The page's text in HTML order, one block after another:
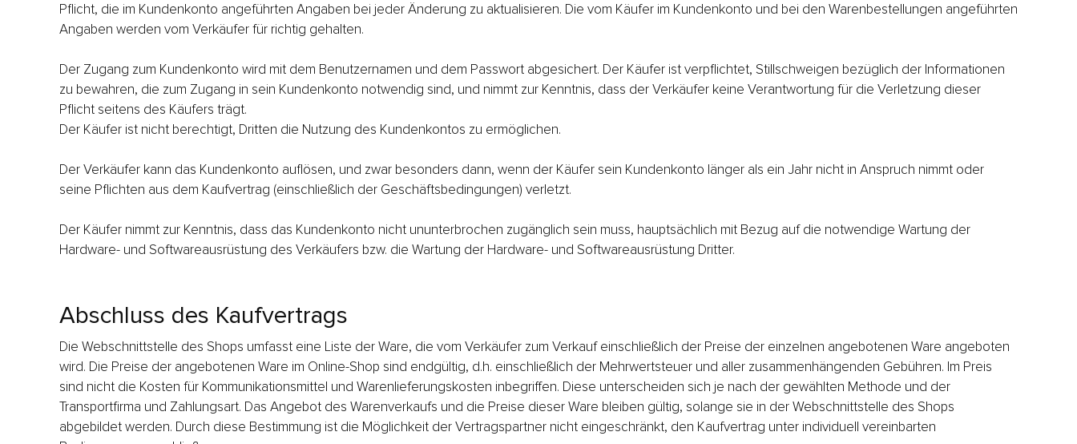
Pflicht, die im Kundenkonto angeführten Angaben bei jeder Änderung zu aktualisieren. Die vom Käufer im Kundenkonto und bei den Warenbestellungen angeführten
Angaben werden vom Verkäufer für richtig gehalten.
Der Zugang zum Kundenkonto wird mit dem Benutzernamen und dem Passwort abgesichert. Der Käufer ist verpflichtet, Stillschweigen bezüglich der Informationen
zu bewahren, die zum Zugang in sein Kundenkonto notwendig sind, und nimmt zur Kenntnis, dass der Verkäufer keine Verantwortung für die Verletzung dieser
Pflicht seitens des Käufers trägt.
Der Käufer ist nicht berechtigt, Dritten die Nutzung des Kundenkontos zu ermöglichen.
Der Verkäufer kann das Kundenkonto auflösen, und zwar besonders dann, wenn der Käufer sein Kundenkonto länger als ein Jahr nicht in Anspruch nimmt oder
seine Pflichten aus dem Kaufvertrag (einschließlich der Geschäftsbedingungen) verletzt.
Der Käufer nimmt zur Kenntnis, dass das Kundenkonto nicht ununterbrochen zugänglich sein muss, hauptsächlich mit Bezug auf die notwendige Wartung der
Hardware- und Softwareausrüstung des Verkäufers bzw. die Wartung der Hardware- und Softwareausrüstung Dritter.
Abschluss des Kaufvertrags
Die Webschnittstelle des Shops umfasst eine Liste der Ware, die vom Verkäufer zum Verkauf einschließlich der Preise der einzelnen angebotenen Ware angeboten
wird. Die Preise der angebotenen Ware im Online-Shop sind endgültig, d.h. einschließlich der Mehrwertsteuer und aller zusammenhängenden Gebühren. Im Preis
sind nicht die Kosten für Kommunikationsmittel und Warenlieferungskosten inbegriffen. Diese unterscheiden sich je nach der gewählten Methode und der
Transportfirma und Zahlungsart. Das Angebot des Warenverkaufs und die Preise dieser Ware bleiben gültig, solange sie in der Webschnittstelle des Shops
abgebildet werden. Durch diese Bestimmung ist die Möglichkeit der Vertragspartner nicht eingeschränkt, den Kaufvertrag unter individuell vereinbarten